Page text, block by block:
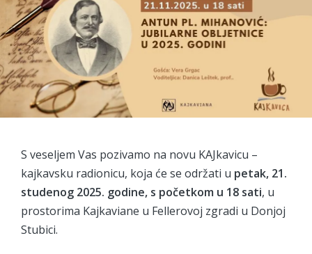
S veseljem Vas pozivamo na novu KAJkavicu –
kajkavsku radionicu, koja će se održati u petak, 21.
studenog 2025. godine, s početkom u 18 sati, u
prostorima Kajkaviane u Fellerovoj zgradi u Donjoj
Stubici.